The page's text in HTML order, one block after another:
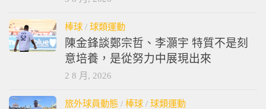
棒球 / 球類運動
陳金鋒談鄭宗哲、李灝宇 特質不是刻
意培養，是從努力中展現出來
2 8 月, 2026
旅外球員動態 / 棒球 / 球類運動